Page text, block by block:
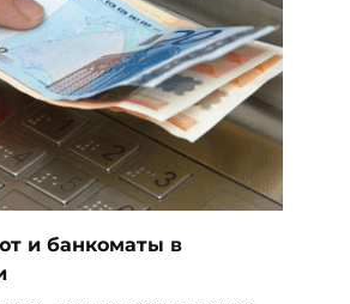
и банкоматы в